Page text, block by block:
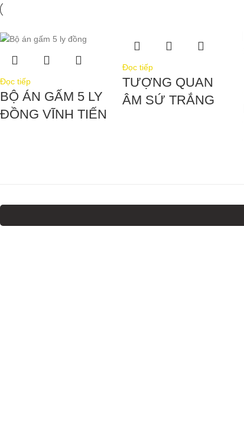
Đọc tiếp
BỘ ÁN GẤM 5 LY
ĐỒNG VĨNH TIẾN
Đọc tiếp
TƯỢNG QUAN
ÂM SỨ TRẮNG